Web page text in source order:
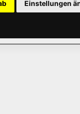
Einstellungen